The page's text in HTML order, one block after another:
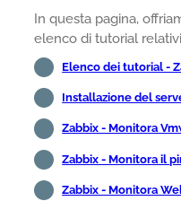
In questa pagina,
elenco di tutorial
Elenco dei tutorial -
Installazione del
Zabbix - Monitora
Zabbix - Monitora il
Zabbix - Monitora